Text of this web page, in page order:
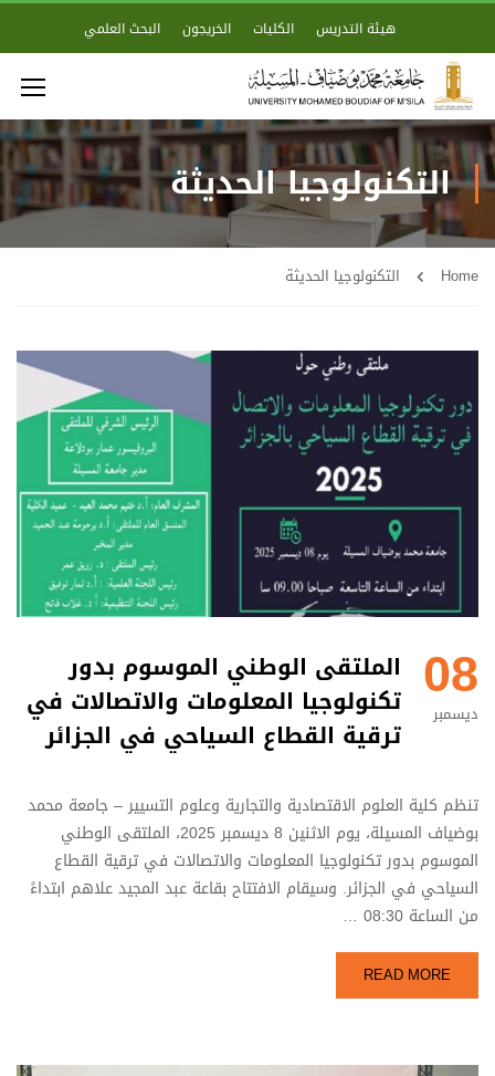
هيئة التدريس الكليات الخريجون البحث العلمي
التكنولوجيا الحديثة
Home التكنولوجيا الحديثة
08
ديسمبر
الملتقى الوطني الموسوم بدور
تكنولوجيا المعلومات والاتصالات في
ترقية القطاع السياحي في الجزائر
تنظم كلية العلوم الاقتصادية والتجارية وعلوم التسيير – جامعة محمد
بوضياف المسيلة، يوم الاثنين 8 ديسمبر 2025، الملتقى الوطني
الموسوم بدور تكنولوجيا المعلومات والاتصالات في ترقية القطاع
السياحي في الجزائر. وسيقام الافتتاح بقاعة عبد المجيد علاهم ابتداءً
من الساعة 08:30 …
READ MORE